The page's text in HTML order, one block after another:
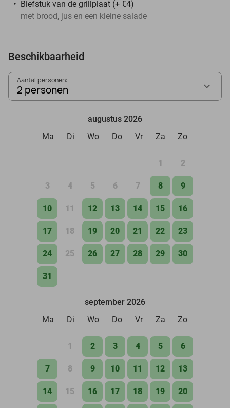
Biefstuk van de grillplaat (+ €4)
met brood, jus en een kleine salade
Beschikbaarheid
Aantal personen:
2 personen
augustus 2026
Ma
Di Wo Do Vr Za Zo
1 2
3 4 5 6 7 8 9
10 11 12 13 14 15 16
17 18 19 20 21 22 23
24 25 26 27 28 29 30
31
september 2026
Ma
Di Wo Do Vr Za Zo
1 2 3 4 5 6
7 8 9 10 11 12 13
14 15 16 17 18 19 20